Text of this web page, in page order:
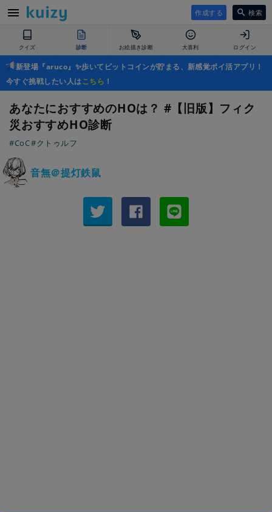
作成する 検索
クイズ 診断 お絵描き診断 大喜利 ログイン
新登場『aruco』✨歩いてビットコインが貯まる、新感覚ポイ活アプリ！
今すぐ挑戦したい人はこちら ！
あなたにおすすめのHOは？ #【旧版】フィク
災おすすめHO診断
#CoC#クトゥルフ
音無＠提灯鉄鼠